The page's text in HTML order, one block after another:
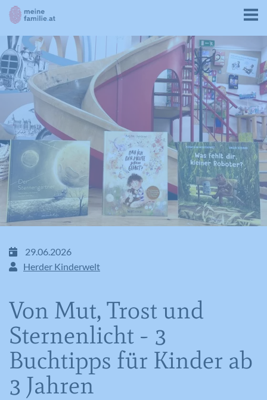
29.06.2026
Herder Kinderwelt
Von Mut, Trost und
Sternenlicht - 3
Buchtipps für Kinder ab
3 Jahren